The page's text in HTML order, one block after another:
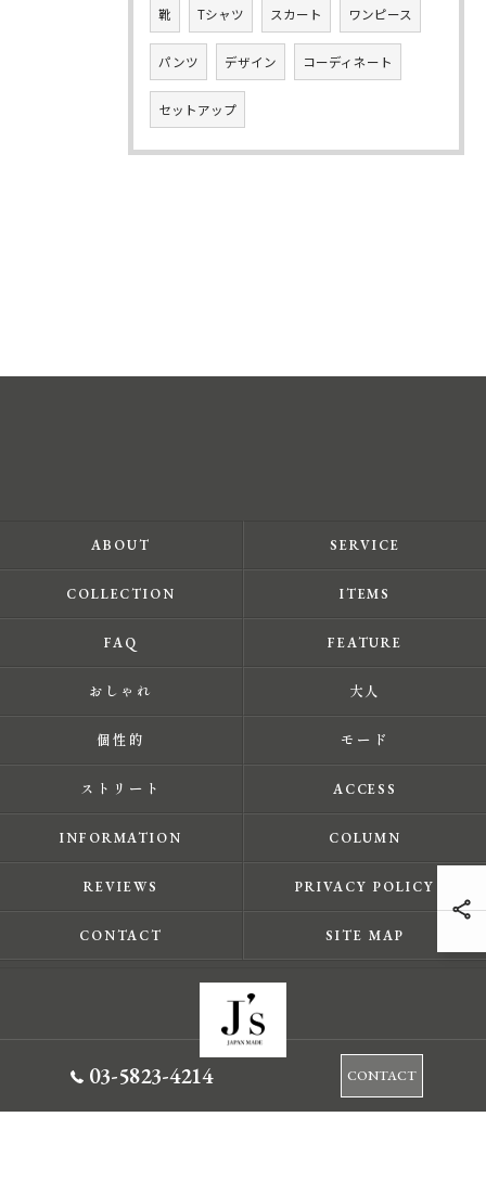
靴 Tシャツ スカート ワンピース
パンツ デザイン コーディネート
セットアップ
03-5823-4214 CONTACT
ABOUT SERVICE
COLLECTION ITEMS
FAQ FEATURE
おしゃれ 大人
個性的 モード
ストリート ACCESS
INFORMATION COLUMN
REVIEWS PRIVACY POLICY
CONTACT SITE MAP
© 2026 東京都蔵前のセレクトショップならJ's ALL RIGHTS RESERVED.